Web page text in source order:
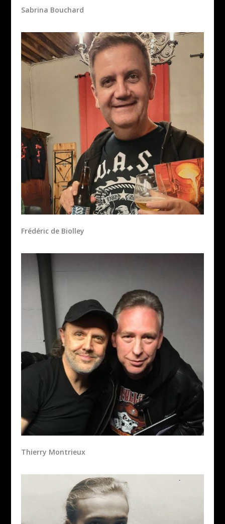
Sabrina Bouchard
Frédéric de Biolley
Thierry Montrieux